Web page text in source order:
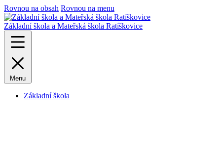
Rovnou na obsah Rovnou na menu
Základní škola a Mateřská škola Ratíškovice
Menu
Základní škola